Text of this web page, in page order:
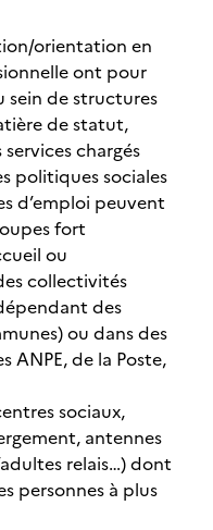
orientation en
ont pour
sein de structures
de statut,
chargés
politiques sociales
d’emploi peuvent
fort
ou
collectivités
des
ou dans des
ANPE, de la Poste,
sociaux,
antennes
relais…) dont
personnes à plus